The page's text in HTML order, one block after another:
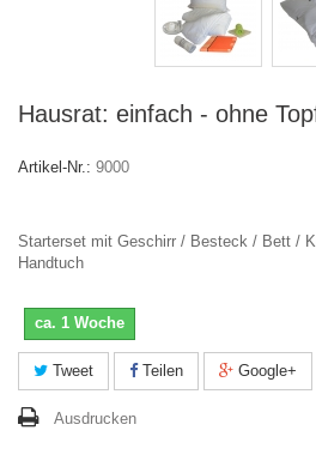
Hausrat: einfach - ohne
Artikel-Nr.: 9000
Starterset mit Geschirr / Besteck / Bett /
Handtuch
ca. 1 Woche
Tweet Teilen Google+
Ausdrucken